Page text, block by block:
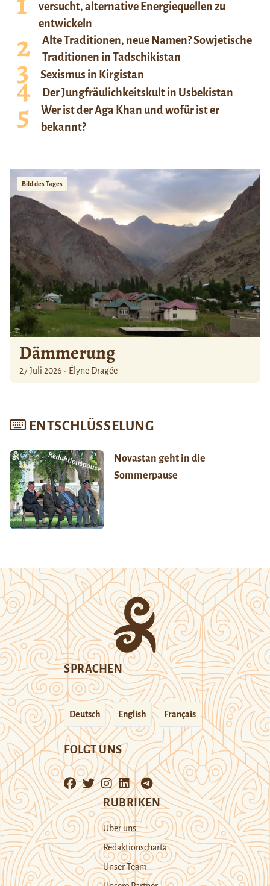
versucht, alternative Energiequellen zu
entwickeln
Alte Traditionen, neue Namen? Sowjetische
Traditionen in Tadschikistan
Sexismus in Kirgistan
Der Jungfräulichkeitskult in Usbekistan
Wer ist der Aga Khan und wofür ist er
bekannt?
Bild des Tages
Dämmerung
27 Juli 2026 - Élyne Dragée
ENTSCHLÜSSELUNG
Novastan geht in die
Sommerpause
SPRACHEN
Deutsch English Français
FOLGT UNS
RUBRIKEN
Über uns
Redaktionscharta
Unser Team